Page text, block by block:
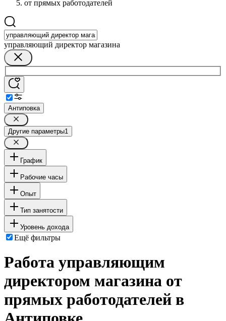
от прямых работодателей
управляющий директор магазина
Антиповка
Другие параметры1
График
Рабочие часы
Опыт
Тип занятости
Уровень дохода
Ещё фильтры
Работа управляющим
директором магазина от
прямых работодателей в